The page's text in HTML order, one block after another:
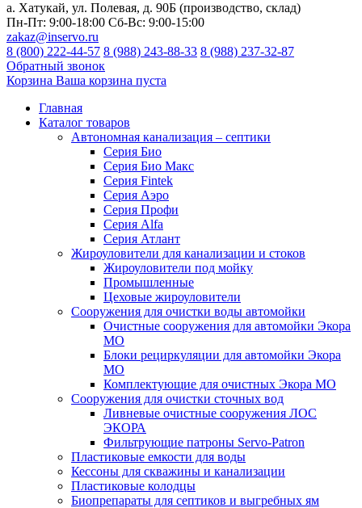
а. Хатукай, ул. Полевая, д. 90Б (производство, склад)
Пн-Пт: 9:00-18:00 Сб-Вс: 9:00-15:00
zakaz@inservo.ru
8 (800) 222-44-57 8 (988) 243-88-33 8 (988) 237-32-87
Обратный звонок
Корзина Ваша корзина пуста
Главная
Каталог товаров
Автономная канализация – септики
Серия Био
Серия Био Макс
Серия Fintek
Серия Аэро
Серия Профи
Серия Alfa
Серия Атлант
Жироуловители для канализации и стоков
Жироуловители под мойку
Промышленные
Цеховые жироуловители
Сооружения для очистки воды автомойки
Очистные сооружения для автомойки Экора
МО
Блоки рециркуляции для автомойки Экора
МО
Комплектующие для очистных Экора МО
Сооружения для очистки сточных вод
Ливневые очистные сооружения ЛОС
ЭКОРА
Фильтрующие патроны Servo-Patron
Пластиковые емкости для воды
Кессоны для скважины и канализации
Пластиковые колодцы
Биопрепараты для септиков и выгребных ям